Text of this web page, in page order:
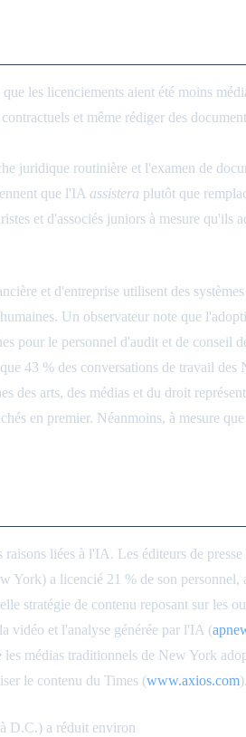
les licenciements aient été moins
et même rédiger des
juridique routinière et l'examen de
que l'IA assistera plutôt que
et d'associés juniors à mesure qu'ils
et d'entreprise utilisent des
Un observateur note que
pour le personnel d'audit et de conseil
43 % des conversations de travail des
des arts, des médias et du droit
en premier. Néanmoins, à mesure
liées à l'IA. Les éditeurs de
York) a licencié 21 % de son
stratégie de contenu reposant sur les
vidéo et l'analyse générée par l'IA (
les médias traditionnels de New York
le contenu du Times (www.axios.com).
D.C.) a réduit environ